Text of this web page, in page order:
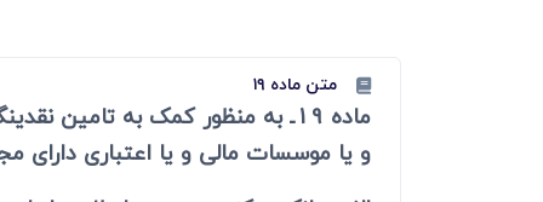
دعاوی
مطالبه
متن ماده ۱۹
ماده 19ـ به منظور کمک به
و یا موسسات مالی و یا اعتباری دارای